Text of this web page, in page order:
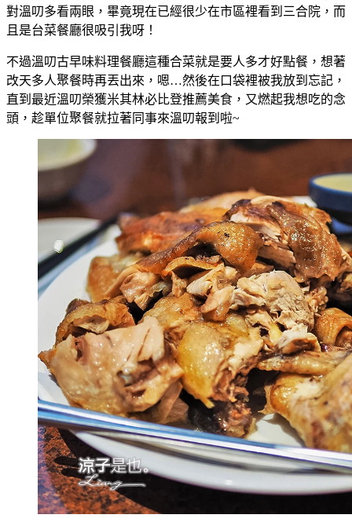
對溫叨多看兩眼，畢竟現在已經很少在市區裡看到三合院，而
且是台菜餐廳很吸引我呀！
不過溫叨古早味料理餐廳這種合菜就是要人多才好點餐，想著
改天多人聚餐時再丟出來，嗯…然後在口袋裡被我放到忘記，
直到最近溫叨榮獲米其林必比登推薦美食，又燃起我想吃的念
頭，趁單位聚餐就拉著同事來溫叨報到啦~